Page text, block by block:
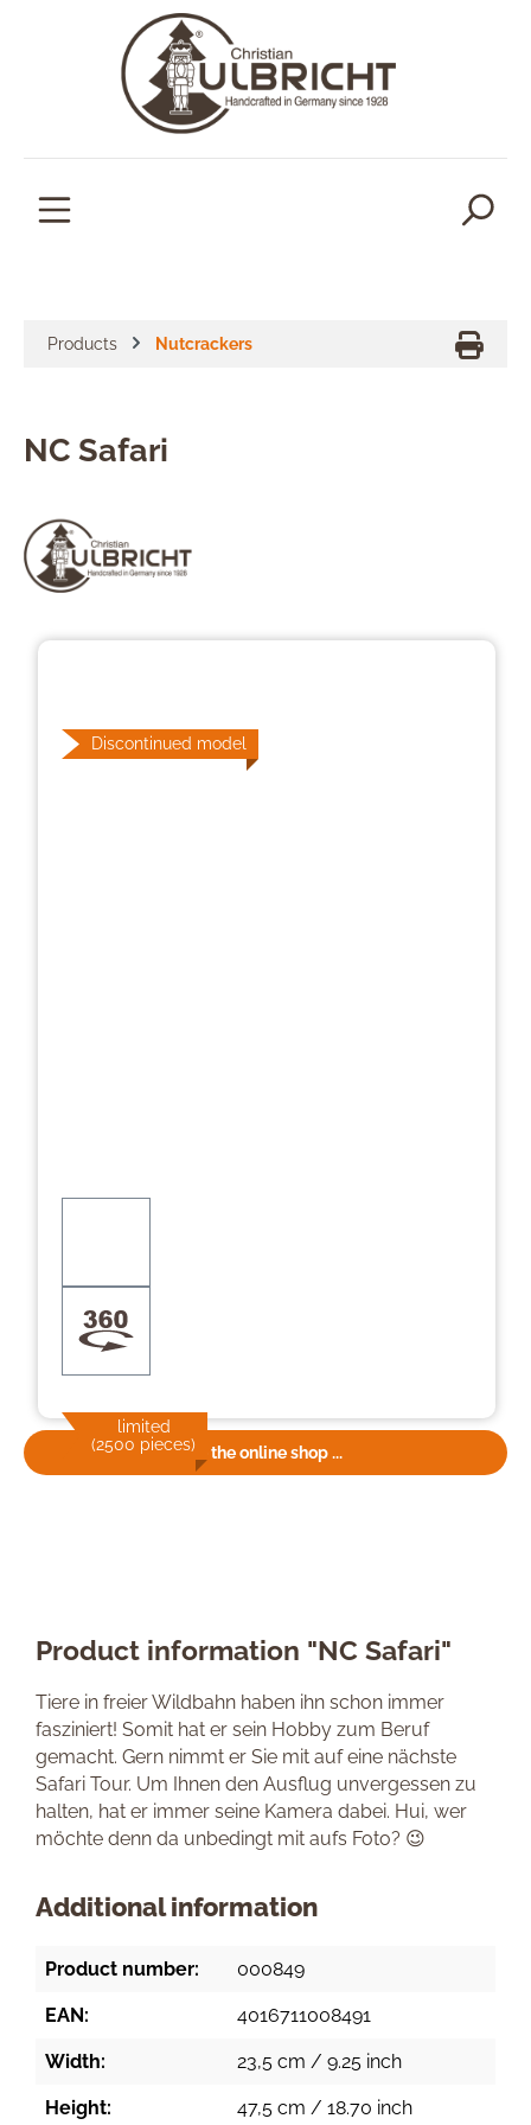
Products Nutcrackers
NC Safari
Discontinued model
limited
(2500 pieces)To the online shop ...
Product information "NC Safari"
Tiere in freier Wildbahn haben ihn schon immer
fasziniert! Somit hat er sein Hobby zum Beruf
gemacht. Gern nimmt er Sie mit auf eine nächste
Safari Tour. Um Ihnen den Ausflug unvergessen zu
halten, hat er immer seine Kamera dabei. Hui, wer
möchte denn da unbedingt mit aufs Foto? 😉
Additional information
Product number: 000849
EAN: 4016711008491
Width: 23,5 cm / 9.25 inch
Height: 47,5 cm / 18.70 inch